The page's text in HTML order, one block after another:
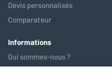
Devis personnalisés
Comparateur
Informations
Qui sommes-nous ?